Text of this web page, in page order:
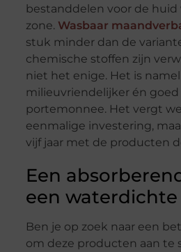
bestanddelen voor de
zone. Wasbaar
stuk minder dan de
chemische stoffen zijn
niet het enige. Het is
milieuvriendelijker én goed
portemonnee. Het vergt
eenmalige investering,
vijf jaar met de producten
Een
een
Ben je op zoek naar een
om deze producten aan te